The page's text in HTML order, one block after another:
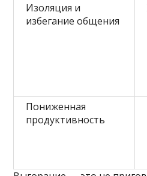
Изоляция и
избегание общения
Пониженная
продуктивность